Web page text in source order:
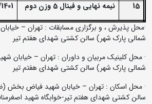
15 نیمه نهایی و فینال 5 وزن دوم
·محل پذیرش ، و برگزاری مسابقات : تهران –
شمالی پارک شهر) سالن کشتی شهدای هفتم تیر
· محل کلینیک مربیان و داوران : تهران –
شمالی پارک شهر) سالن کشتی شهدای هفتم تیر
· محل اسکان : تهران – خیابان شهید فیاض بخش
سالن کشتی شهدای هفتم تیر-خوابگاه شهید